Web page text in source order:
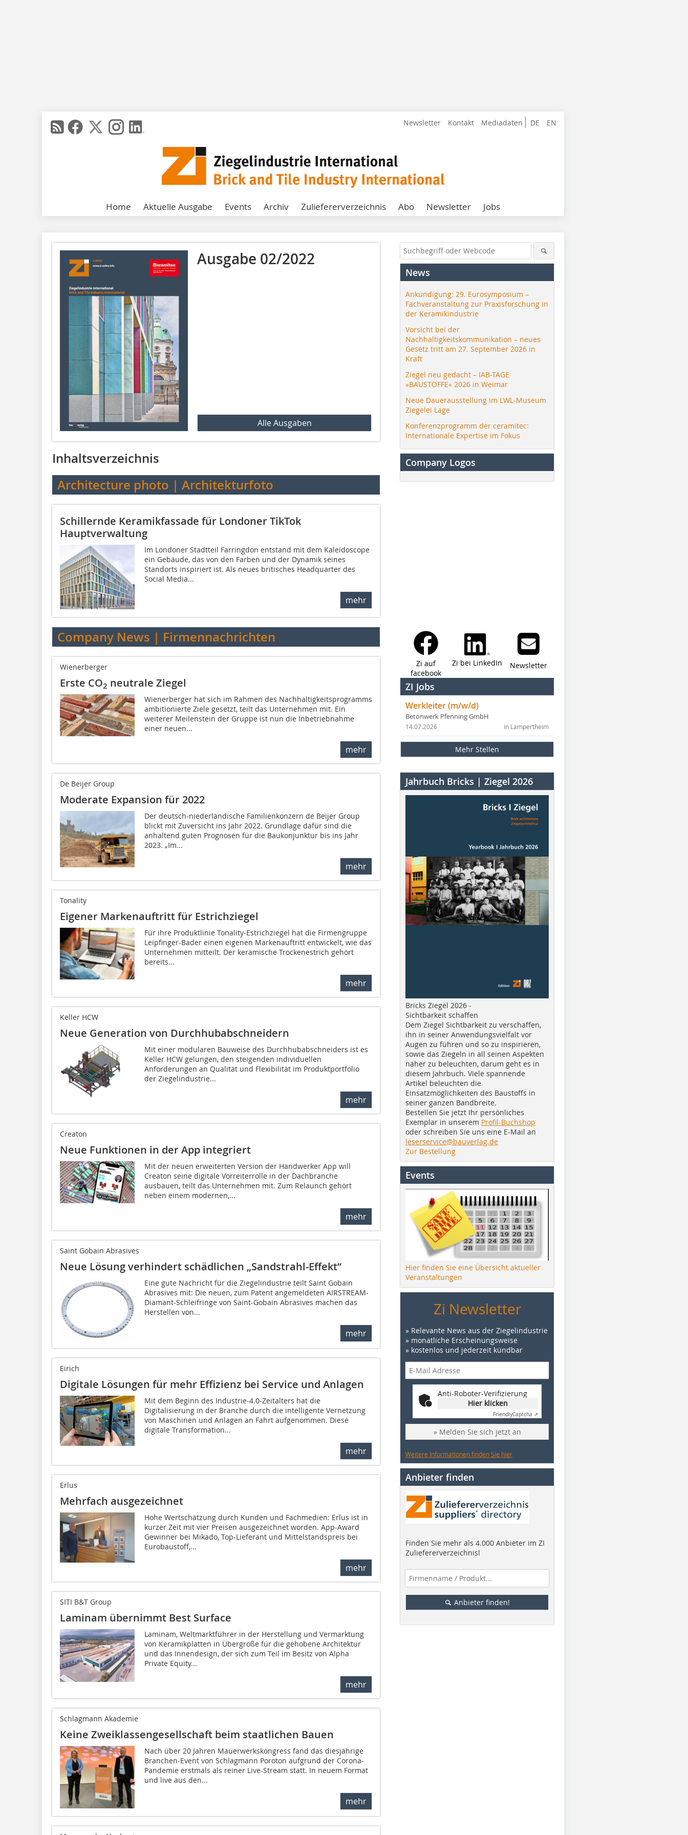
DE EN
Newsletter Kontakt Mediadaten
Home Aktuelle Ausgabe Events Archiv Zuliefererverzeichnis Abo Newsletter Jobs
Ausgabe 02/2022
Alle Ausgaben
Inhaltsverzeichnis
Architecture photo | Architekturfoto
Schillernde Keramikfassade für Londoner TikTok
Hauptverwaltung
Im Londoner Stadtteil Farringdon entstand mit dem Kaleidoscope
ein Gebäude, das von den Farben und der Dynamik seines
Standorts inspiriert ist. Als neues britisches Headquarter des
Social Media...
mehr
Company News | Firmennachrichten
Wienerberger
Erste CO2 neutrale Ziegel
Wienerberger hat sich im Rahmen des Nachhaltigkeitsprogramms
ambitionierte Ziele gesetzt, teilt das Unternehmen mit. Ein
weiterer Meilenstein der Gruppe ist nun die Inbetriebnahme
einer neuen...
mehr
De Beijer Group
Moderate Expansion für 2022
Der deutsch-niederländische Familienkonzern de Beijer Group
blickt mit Zuversicht ins Jahr 2022. Grundlage dafür sind die
anhaltend guten Prognosen für die Baukonjunktur bis ins Jahr
2023. „Im...
mehr
Tonality
Eigener Markenauftritt für Estrichziegel
Für ihre Produktlinie Tonality-Estrichziegel hat die Firmengruppe
Leipfinger-Bader einen eigenen Markenauftritt entwickelt, wie das
Unternehmen mitteilt. Der keramische Trockenestrich gehört
bereits...
mehr
Keller HCW
Neue Generation von Durchhubabschneidern
Mit einer modularen Bauweise des Durchhubabschneiders ist es
Keller HCW gelungen, den steigenden individuellen
Anforderungen an Qualität und Flexibilität im Produktportfolio
der Ziegelindustrie...
mehr
Creaton
Neue Funktionen in der App integriert
Mit der neuen erweiterten Version der Handwerker App will
Creaton seine digitale Vorreiterrolle in der Dachbranche
ausbauen, teilt das Unternehmen mit. Zum Relaunch gehört
neben einem modernen,...
mehr
Saint Gobain Abrasives
Neue Lösung verhindert schädlichen „Sandstrahl-Effekt“
Eine gute Nachricht für die Ziegelindustrie teilt Saint Gobain
Abrasives mit: Die neuen, zum Patent angemeldeten AIRSTREAM-
Diamant-Schleifringe von Saint-Gobain Abrasives machen das
Herstellen von...
mehr
Eirich
Digitale Lösungen für mehr Effizienz bei Service und Anlagen
Mit dem Beginn des Industrie-4.0-Zeitalters hat die
Digitalisierung in der Branche durch die intelligente Vernetzung
von Maschinen und Anlagen an Fahrt aufgenommen. Diese
digitale Transformation...
mehr
Erlus
Mehrfach ausgezeichnet
Hohe Wertschätzung durch Kunden und Fachmedien: Erlus ist in
kurzer Zeit mit vier Preisen ausgezeichnet worden. App-Award
Gewinner bei Mikado, Top-Lieferant und Mittelstandspreis bei
Eurobaustoff,...
mehr
SITI B&T Group
Laminam übernimmt Best Surface
Laminam, Weltmarktführer in der Herstellung und Vermarktung
von Keramikplatten in Übergröße für die gehobene Architektur
und das Innendesign, der sich zum Teil im Besitz von Alpha
Private Equity...
mehr
Schlagmann Akademie
Keine Zweiklassengesellschaft beim staatlichen Bauen
Nach über 20 Jahren Mauerwerkskongress fand das diesjährige
Branchen-Event von Schlagmann Poroton aufgrund der Corona-
Pandemie erstmals als reiner Live-Stream statt. In neuem Format
und live aus den...
mehr
News
Ankündigung: 29. Eurosymposium –
Fachveranstaltung zur Praxisforschung in
der Keramikindustrie
Vorsicht bei der
Nachhaltigkeitskommunikation – neues
Gesetz tritt am 27. September 2026 in
Kraft
Ziegel neu gedacht – IAB-TAGE
»BAUSTOFFE« 2026 in Weimar
Neue Dauerausstellung im LWL-Museum
Ziegelei Lage
Konferenzprogramm der ceramitec:
Internationale Expertise im Fokus
Company Logos
Zi auf
facebook
Zi bei LinkedIn Newsletter
ZI Jobs
Werkleiter (m/w/d)
Betonwerk Pfenning GmbH
in Lampertheim
14.07.2026
Mehr Stellen
Jahrbuch Bricks | Ziegel 2026
Bricks Ziegel 2026 -
Sichtbarkeit schaffen
Dem Ziegel Sichtbarkeit zu verschaffen,
ihn in seiner Anwendungsvielfalt vor
Augen zu führen und so zu inspirieren,
sowie das Ziegeln in all seinen Aspekten
näher zu beleuchten, darum geht es in
diesem Jahrbuch. Viele spannende
Artikel beleuchten die
Einsatzmöglichkeiten des Baustoffs in
seiner ganzen Bandbreite.
Bestellen Sie jetzt Ihr persönliches
Exemplar in unserem Profil-Buchshop
oder schreiben Sie uns eine E-Mail an
leserservice@bauverlag.de
Zur Bestellung
Events
Hier finden Sie eine Übersicht aktueller
Veranstaltungen
Zi Newsletter
» Relevante News aus der Ziegelindustrie
» monatliche Erscheinungsweise
» kostenlos und jederzeit kündbar
Anti-Roboter-Verifizierung
Hier klicken
FriendlyCaptcha ⇗
» Melden Sie sich jetzt an
Weitere Informationen finden Sie hier
Anbieter finden
Finden Sie mehr als 4.000 Anbieter im ZI
Zuliefererverzeichnis!
Anbieter finden!